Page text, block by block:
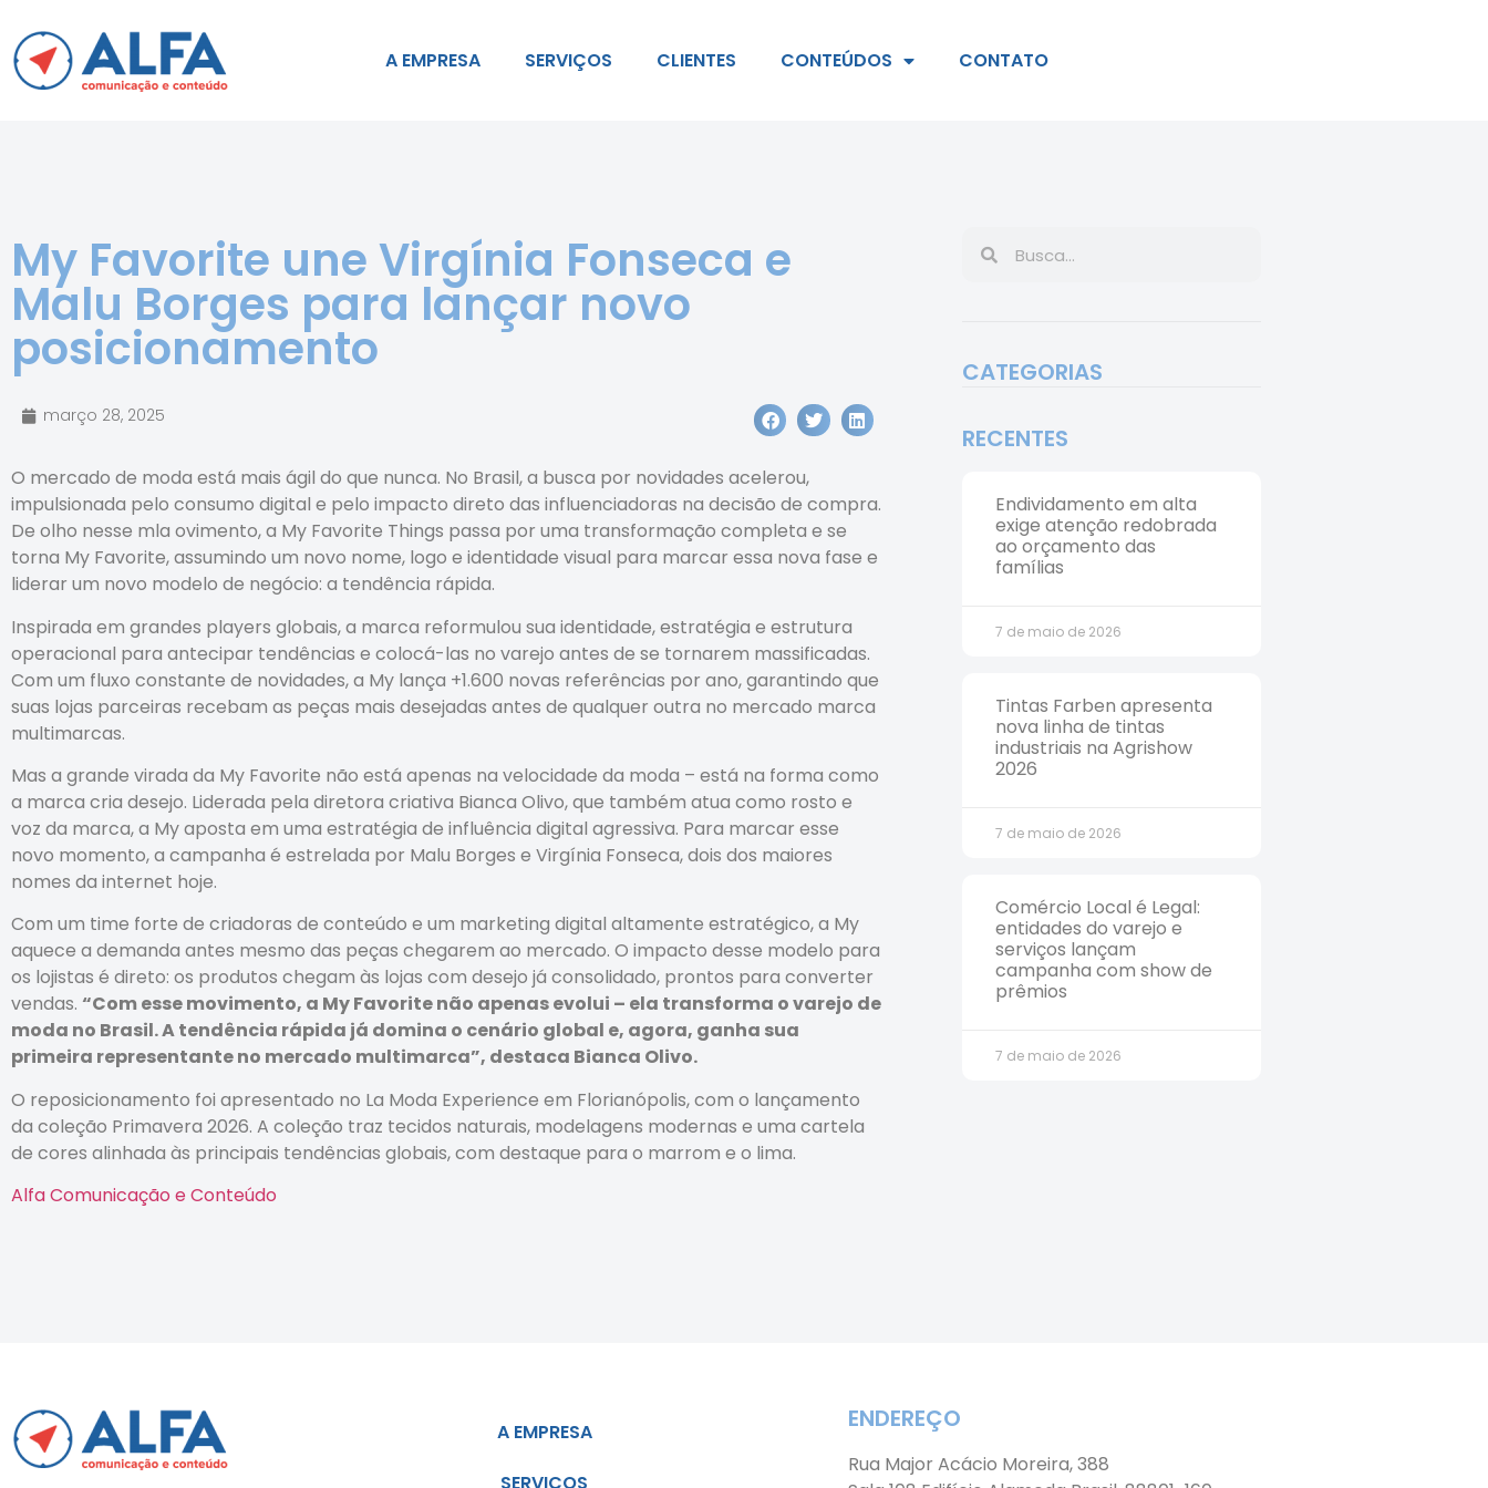
A EMPRESA SERVIÇOS CLIENTES CONTEÚDOS CONTATO
My Favorite une Virgínia Fonseca e
Malu Borges para lançar novo
posicionamento
março 28, 2025
O mercado de moda está mais ágil do que nunca. No Brasil, a busca por novidades acelerou,
impulsionada pelo consumo digital e pelo impacto direto das influenciadoras na decisão de compra.
De olho nesse mla ovimento, a My Favorite Things passa por uma transformação completa e se
torna My Favorite, assumindo um novo nome, logo e identidade visual para marcar essa nova fase e
liderar um novo modelo de negócio: a tendência rápida.
Inspirada em grandes players globais, a marca reformulou sua identidade, estratégia e estrutura
operacional para antecipar tendências e colocá-las no varejo antes de se tornarem massificadas.
Com um fluxo constante de novidades, a My lança +1.600 novas referências por ano, garantindo que
suas lojas parceiras recebam as peças mais desejadas antes de qualquer outra no mercado marca
multimarcas.
Mas a grande virada da My Favorite não está apenas na velocidade da moda – está na forma como
a marca cria desejo. Liderada pela diretora criativa Bianca Olivo, que também atua como rosto e
voz da marca, a My aposta em uma estratégia de influência digital agressiva. Para marcar esse
novo momento, a campanha é estrelada por Malu Borges e Virgínia Fonseca, dois dos maiores
nomes da internet hoje.
Com um time forte de criadoras de conteúdo e um marketing digital altamente estratégico, a My
aquece a demanda antes mesmo das peças chegarem ao mercado. O impacto desse modelo para
os lojistas é direto: os produtos chegam às lojas com desejo já consolidado, prontos para converter
vendas. “Com esse movimento, a My Favorite não apenas evolui – ela transforma o varejo de
moda no Brasil. A tendência rápida já domina o cenário global e, agora, ganha sua
primeira representante no mercado multimarca”, destaca Bianca Olivo.
O reposicionamento foi apresentado no La Moda Experience em Florianópolis, com o lançamento
da coleção Primavera 2026. A coleção traz tecidos naturais, modelagens modernas e uma cartela
de cores alinhada às principais tendências globais, com destaque para o marrom e o lima.
Alfa Comunicação e Conteúdo
CATEGORIAS
RECENTES
Endividamento em alta
exige atenção redobrada
ao orçamento das
famílias
7 de maio de 2026
Tintas Farben apresenta
nova linha de tintas
industriais na Agrishow
2026
7 de maio de 2026
Comércio Local é Legal:
entidades do varejo e
serviços lançam
campanha com show de
prêmios
7 de maio de 2026
A EMPRESA
SERVIÇOS
ENDEREÇO
Rua Major Acácio Moreira, 388